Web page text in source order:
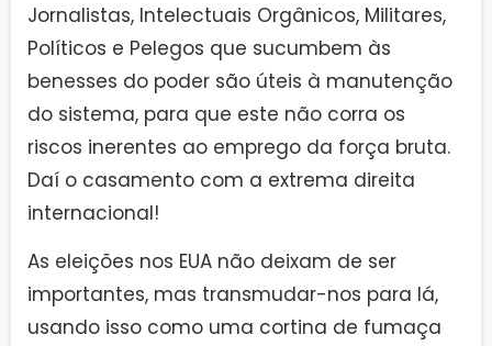
Jornalistas, Intelectuais Orgânicos, Militares,
Políticos e Pelegos que sucumbem às
benesses do poder são úteis à manutenção
do sistema, para que este não corra os
riscos inerentes ao emprego da força bruta.
Daí o casamento com a extrema direita
internacional!
As eleições nos EUA não deixam de ser
importantes, mas transmudar-nos para lá,
usando isso como uma cortina de fumaça